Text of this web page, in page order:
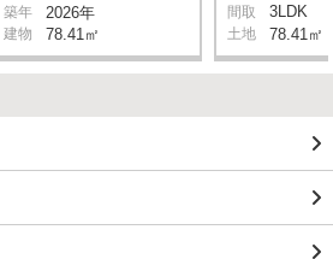
築年 2026年
建物 78.41㎡
間取 3LDK
土地 78.41㎡